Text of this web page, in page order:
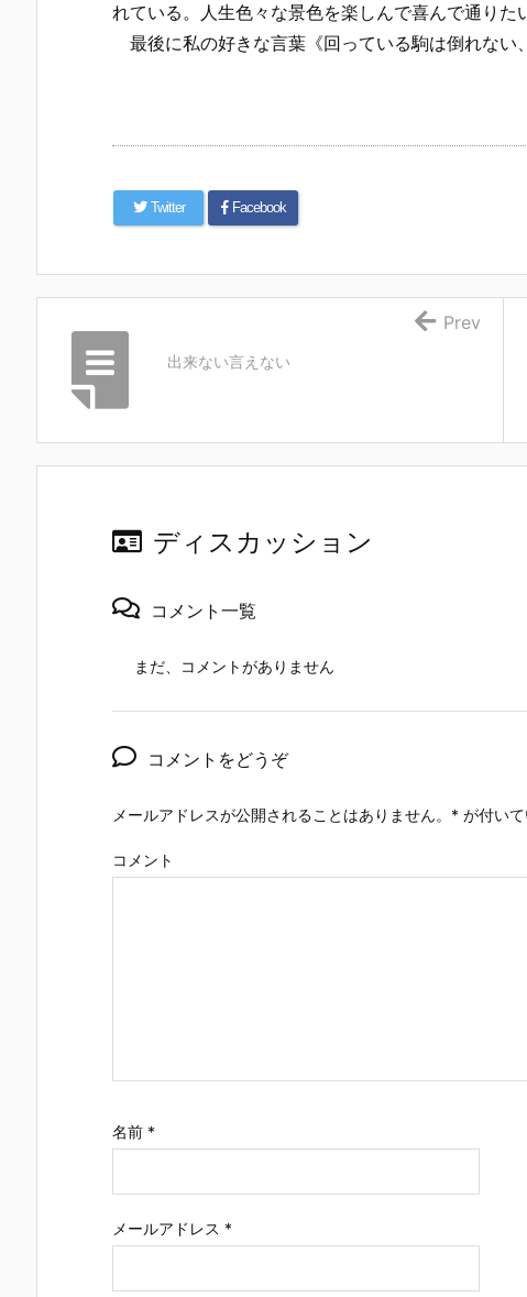
れている。人生色々な景色を楽しんで喜んで通りた
最後に私の好きな言葉《回っている駒は倒れない
Twitter Facebook
出来ない言えない
Prev
ディスカッション
コメント一覧
まだ、コメントがありません
コメントをどうぞ
メールアドレスが公開されることはありません。 * が付い
コメント
名前 *
メールアドレス *